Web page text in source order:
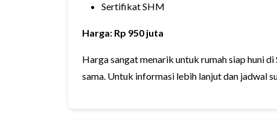
Sertifikat SHM
Harga: Rp 950 juta
Harga sangat menarik untuk rumah siap huni
sama. Untuk informasi lebih lanjut dan jadwal